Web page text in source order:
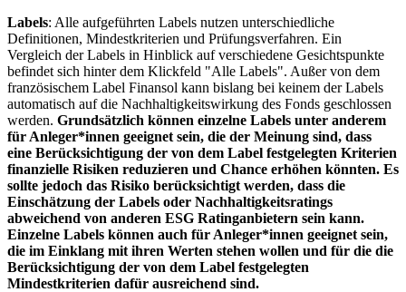
Labels: Alle aufgeführten Labels nutzen unterschiedliche
Definitionen, Mindestkriterien und Prüfungsverfahren. Ein
Vergleich der Labels in Hinblick auf verschiedene Gesichtspunkte
befindet sich hinter dem Klickfeld "Alle Labels". Außer von dem
französischem Label Finansol kann bislang bei keinem der Labels
automatisch auf die Nachhaltigkeitswirkung des Fonds geschlossen
werden. Grundsätzlich können einzelne Labels unter anderem
für Anleger*innen geeignet sein, die der Meinung sind, dass
eine Berücksichtigung der von dem Label festgelegten Kriterien
finanzielle Risiken reduzieren und Chance erhöhen könnten. Es
sollte jedoch das Risiko berücksichtigt werden, dass die
Einschätzung der Labels oder Nachhaltigkeitsratings
abweichend von anderen ESG Ratinganbietern sein kann.
Einzelne Labels können auch für Anleger*innen geeignet sein,
die im Einklang mit ihren Werten stehen wollen und für die die
Berücksichtigung der von dem Label festgelegten
Mindestkriterien dafür ausreichend sind.